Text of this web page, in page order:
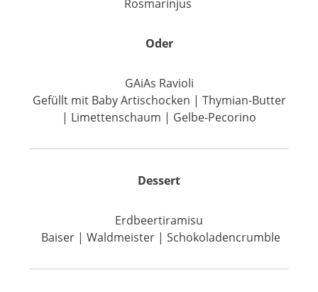
Rosmarinjus
Oder
GAiAs Ravioli
Gefüllt mit Baby Artischocken | Thymian-Butter
| Limettenschaum | Gelbe-Pecorino
Dessert
Erdbeertiramisu
Baiser | Waldmeister | Schokoladencrumble